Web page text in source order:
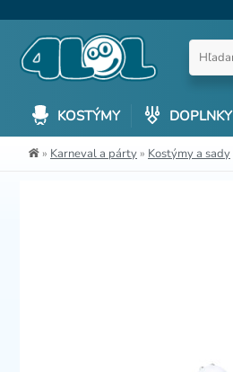
KOSTÝMY DOPLNKY
» Karneval a párty » Kostýmy a sady